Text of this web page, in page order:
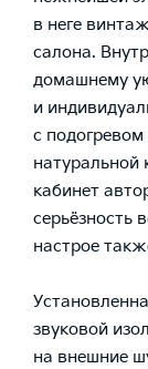
в неге
салона.
домашнему
и
с
кабинет
серьёзность
настрое
звуковой
на внешние